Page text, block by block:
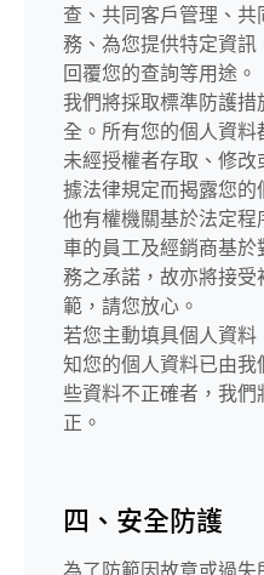
查、共同客戶管理、
務、為您提供特定資
回覆您的查詢等用途。
我們將採取標準防護
全。所有您的個人資
未經授權者存取、修
據法律規定而揭露您
他有權機關基於法定
車的員工及經銷商基
務之承諾，故亦將接
範，請您放心。
若您主動填具個人資
知您的個人資料已由
些資料不正確者，我
正。
四、安全防護
為了防範因故意或過失